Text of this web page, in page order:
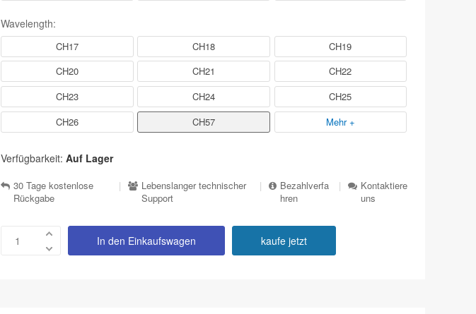
Wavelength:
CH17 CH18
CH19
CH20
CH21
CH22
CH23
CH24
CH25
CH26
CH57 Mehr +
Verfügbarkeit: Auf Lager
30 Tage kostenlose
Rückgabe
|
Lebenslanger technischer
Support
|
Bezahlverfa
hren
|
Kontaktiere
uns
In den Einkaufswagen kaufe jetzt